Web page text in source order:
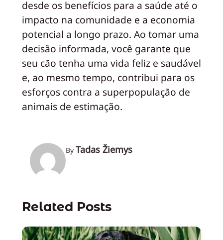
desde os benefícios para a saúde até o
impacto na comunidade e a economia
potencial a longo prazo. Ao tomar uma
decisão informada, você garante que
seu cão tenha uma vida feliz e saudável
e, ao mesmo tempo, contribui para os
esforços contra a superpopulação de
animais de estimação.
By Tadas Žiemys
Related Posts